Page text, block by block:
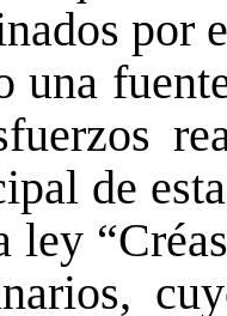
por
una
de
ley